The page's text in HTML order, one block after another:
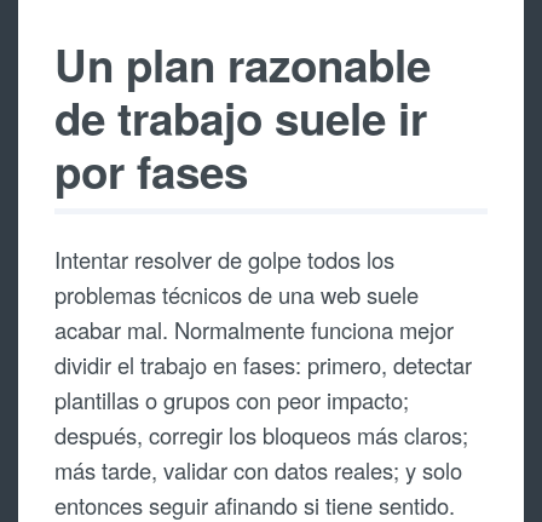
Un plan razonable
de trabajo suele ir
por fases
Intentar resolver de golpe todos los
problemas técnicos de una web suele
acabar mal. Normalmente funciona mejor
dividir el trabajo en fases: primero, detectar
plantillas o grupos con peor impacto;
después, corregir los bloqueos más claros;
más tarde, validar con datos reales; y solo
entonces seguir afinando si tiene sentido.